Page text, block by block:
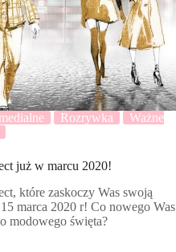
Rozrywka
Ważne
już w marcu 2020!
które zaskoczy Was swoją
marca 2020 r! Co nowego Was
modowego święta?